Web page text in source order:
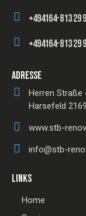
+494164-813 29
+494164-813 29
ADRESSE
Herren Straße
Harsefeld
www.stb-
info@stb-
LINKS
Home